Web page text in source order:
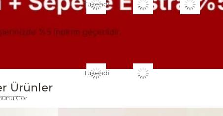
Tükendi
Tükendi
Ürünler
Gör